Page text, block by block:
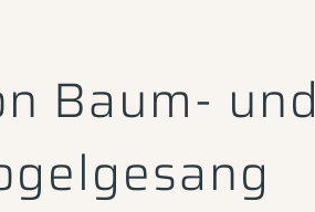
Baum- und